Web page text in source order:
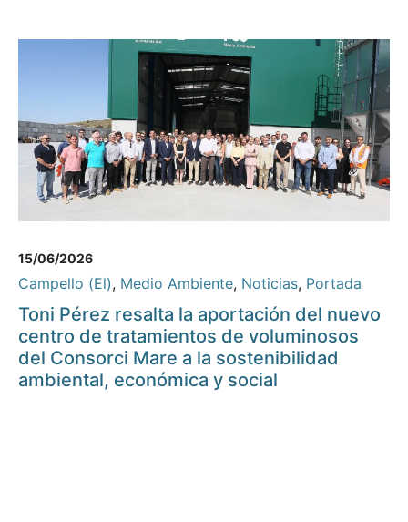
15/06/2026
Campello (El), Medio Ambiente, Noticias, Portada
Toni Pérez resalta la aportación del nuevo
centro de tratamientos de voluminosos
del Consorci Mare a la sostenibilidad
ambiental, económica y social